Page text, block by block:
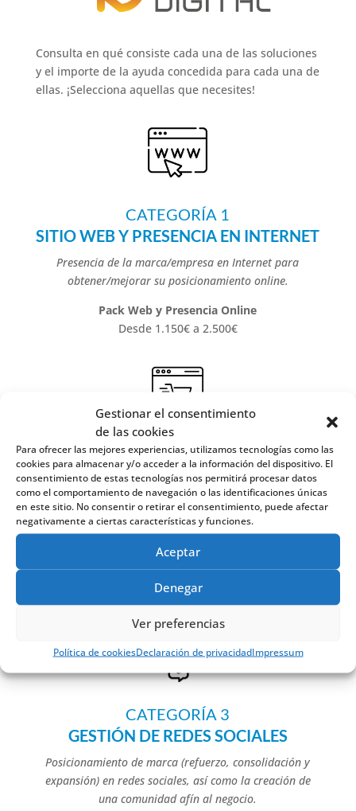
Gestionar el consentimiento
de las cookies
Para ofrecer las mejores experiencias, utilizamos tecnologías como las
cookies para almacenar y/o acceder a la información del dispositivo. El
consentimiento de estas tecnologías nos permitirá procesar datos
como el comportamiento de navegación o las identificaciones únicas
en este sitio. No consentir o retirar el consentimiento, puede afectar
negativamente a ciertas características y funciones.
Aceptar
Denegar
Ver preferencias
Política de cookiesDeclaración de privacidadImpressum
Consulta en qué consiste cada una de las soluciones
y el importe de la ayuda concedida para cada una de
ellas. ¡Selecciona aquellas que necesites!
CATEGORÍA 1
SITIO WEB Y PRESENCIA EN INTERNET
Presencia de la marca/empresa en Internet para
obtener/mejorar su posicionamiento online.
Pack Web y Presencia Online
Desde 1.150€ a 2.500€
CATEGORÍA 2
COMERCIO ELECTRÓNICO
Creación de tienda online pensada para aquellas
empresas que quieran ampliar sus canales de venta
utilizando medios digitales.
Ecommerce
Desde 1.750€ a 3.500€
CATEGORÍA 3
GESTIÓN DE REDES SOCIALES
Posicionamiento de marca (refuerzo, consolidación y
expansión) en redes sociales, así como la creación de
una comunidad afín al negocio.